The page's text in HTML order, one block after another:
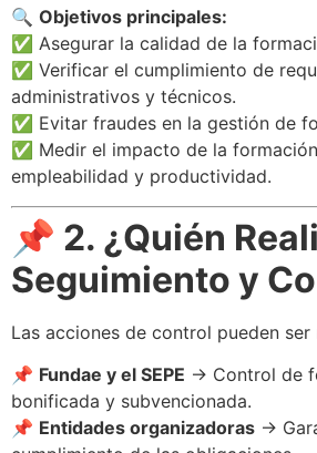
🔍 Objetivos principales:
✅ Asegurar la calidad de la
✅ Verificar el cumplimiento de
administrativos y técnicos.
✅ Evitar fraudes en la gestión de
✅ Medir el impacto de la
empleabilidad y productividad.
📌 2. ¿Quién
Seguimiento y
Las acciones de control pueden ser
📌 Fundae y el SEPE → Control de
bonificada y subvencionada.
📌 Entidades organizadoras →